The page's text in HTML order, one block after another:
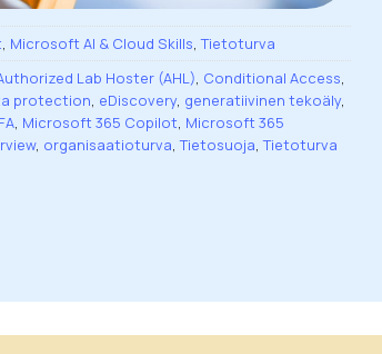
, Microsoft AI & Cloud Skills,Tietoturva
Lab Hoster (AHL), Conditional Access,
protection, eDiscovery, generatiivinen tekoäly,
, Microsoft 365 Copilot, Microsoft 365
, organisaatioturva,Tietosuoja,Tietoturva